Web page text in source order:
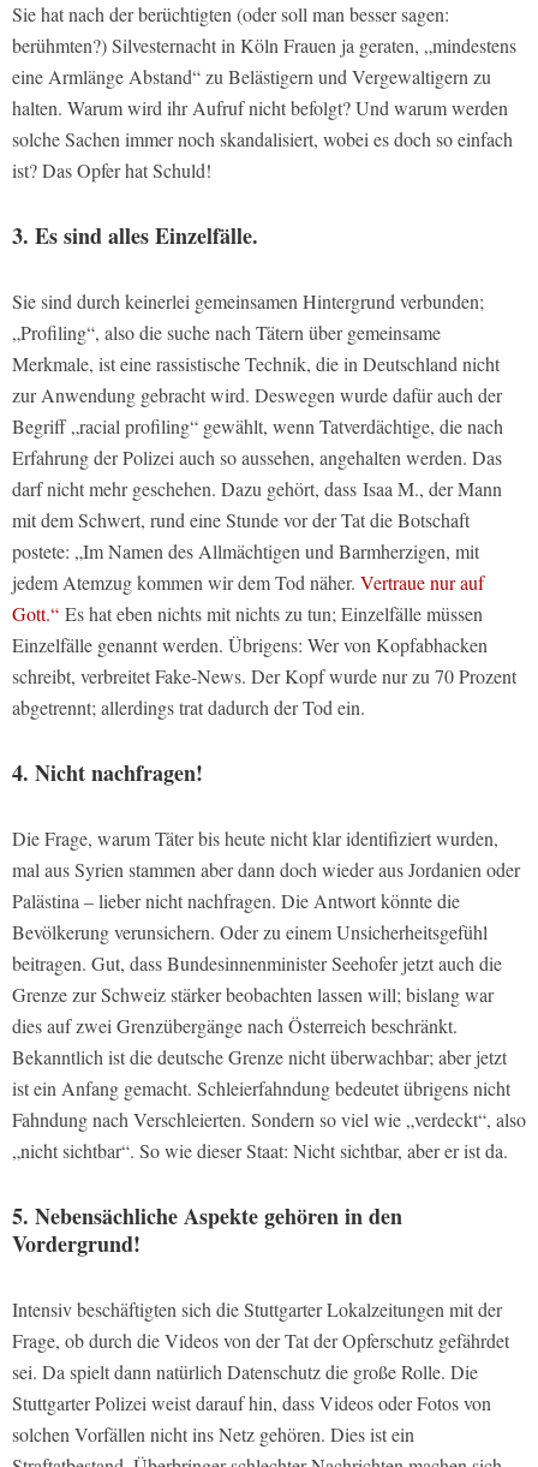
Sie hat nach der berüchtigten (oder soll man besser sagen:
berühmten?) Silvesternacht in Köln Frauen ja geraten, „mindestens
eine Armlänge Abstand“ zu Belästigern und Vergewaltigern zu
halten. Warum wird ihr Aufruf nicht befolgt? Und warum werden
solche Sachen immer noch skandalisiert, wobei es doch so einfach
ist? Das Opfer hat Schuld!
3. Es sind alles Einzelfälle.
Sie sind durch keinerlei gemeinsamen Hintergrund verbunden;
„Profiling“, also die suche nach Tätern über gemeinsame
Merkmale, ist eine rassistische Technik, die in Deutschland nicht
zur Anwendung gebracht wird. Deswegen wurde dafür auch der
Begriff „racial profiling“ gewählt, wenn Tatverdächtige, die nach
Erfahrung der Polizei auch so aussehen, angehalten werden. Das
darf nicht mehr geschehen. Dazu gehört, dass Isaa M., der Mann
mit dem Schwert, rund eine Stunde vor der Tat die Botschaft
postete: „Im Namen des Allmächtigen und Barmherzigen, mit
jedem Atemzug kommen wir dem Tod näher. Vertraue nur auf
Gott.“ Es hat eben nichts mit nichts zu tun; Einzelfälle müssen
Einzelfälle genannt werden. Übrigens: Wer von Kopfabhacken
schreibt, verbreitet Fake-News. Der Kopf wurde nur zu 70 Prozent
abgetrennt; allerdings trat dadurch der Tod ein.
4. Nicht nachfragen!
Die Frage, warum Täter bis heute nicht klar identifiziert wurden,
mal aus Syrien stammen aber dann doch wieder aus Jordanien oder
Palästina – lieber nicht nachfragen. Die Antwort könnte die
Bevölkerung verunsichern. Oder zu einem Unsicherheitsgefühl
beitragen. Gut, dass Bundesinnenminister Seehofer jetzt auch die
Grenze zur Schweiz stärker beobachten lassen will; bislang war
dies auf zwei Grenzübergänge nach Österreich beschränkt.
Bekanntlich ist die deutsche Grenze nicht überwachbar; aber jetzt
ist ein Anfang gemacht. Schleierfahndung bedeutet übrigens nicht
Fahndung nach Verschleierten. Sondern so viel wie „verdeckt“, also
„nicht sichtbar“. So wie dieser Staat: Nicht sichtbar, aber er ist da.
5. Nebensächliche Aspekte gehören in den
Vordergrund!
Intensiv beschäftigten sich die Stuttgarter Lokalzeitungen mit der
Frage, ob durch die Videos von der Tat der Opferschutz gefährdet
sei. Da spielt dann natürlich Datenschutz die große Rolle. Die
Stuttgarter Polizei weist darauf hin, dass Videos oder Fotos von
solchen Vorfällen nicht ins Netz gehören. Dies ist ein